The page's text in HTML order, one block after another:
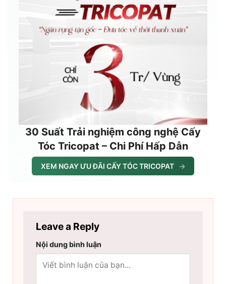
30 Suất Trải nghiệm công nghệ Cấy
Tóc Tricopat – Chi Phí Hấp Dẫn
XEM NGAY ƯU ĐÃI CẤY TÓC TRICOPAT →
Leave a Reply
Nội dung bình luận